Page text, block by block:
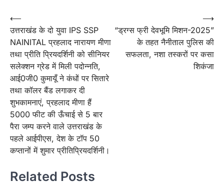
Post
navigation
⟵
उत्तराखंड के दो युवा IPS SSP
NAINITAL प्रहलाद नारायण मीणा
तथा प्रीति प्रियदर्शिनी को सीनियर
सलेक्शन ग्रेड में मिली पदोन्नति,
आई0जी0 कुमायूँ ने कंधों पर सितारे
तथा कॉलर बैंड लगाकर दी
शुभकामनाएं, प्रहलाद मीणा हैं
5000 फीट की ऊँचाई से 5 बार
पैरा जम्प करने वाले उत्तराखंड के
पहले आईपीएस, देश के टॉप 50
कप्तानों में शुमार प्रीतिप्रियदर्शिनी।
“ड्रग्स फ्री देवभूमि मिशन-2025”
के तहत नैनीताल पुलिस की
सफलता, नशा तस्करों पर कसा
शिकंजा
⟶
Related Posts